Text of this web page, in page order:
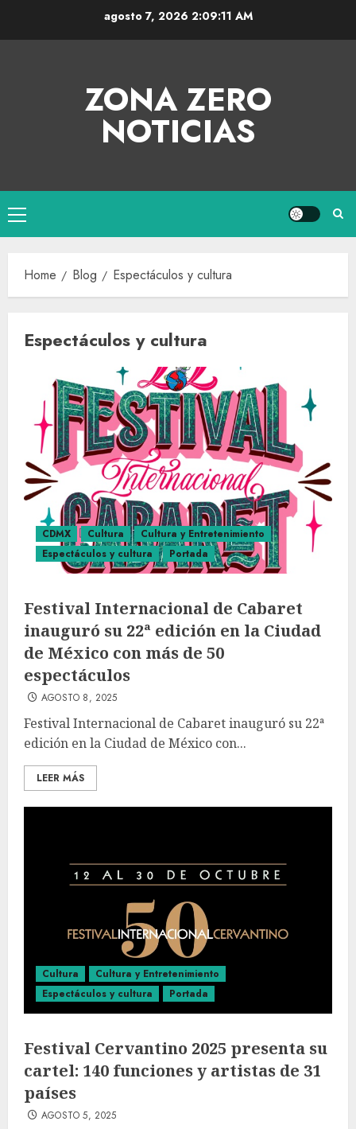
agosto 7, 2026 2:09:12 AM
ZONA ZERO
NOTICIAS
Home Blog Espectáculos y cultura
Espectáculos y cultura
CDMX Cultura
Cultura y Entretenimiento
Espectáculos y cultura
Portada
Festival Internacional de Cabaret
inauguró su 22ª edición en la Ciudad
de México con más de 50
espectáculos
AGOSTO 8, 2025
Festival Internacional de Cabaret inauguró su 22ª
edición en la Ciudad de México con...
LEER MÁS
Cultura
Cultura y Entretenimiento
Espectáculos y cultura
Portada
Festival Cervantino 2025 presenta su
cartel: 140 funciones y artistas de 31
países
AGOSTO 5, 2025